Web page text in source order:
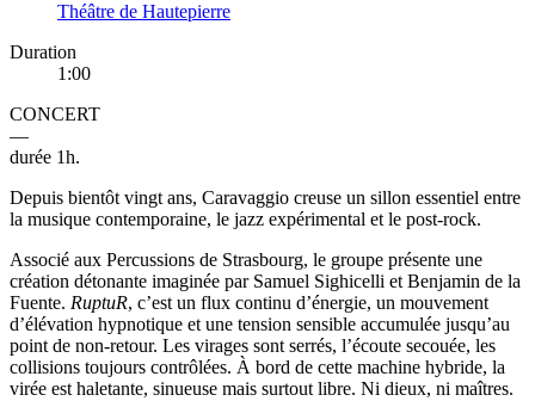
Théâtre de Hautepierre
Duration
1:00
CONCERT
—
durée 1h.
Depuis bientôt vingt ans, Caravaggio creuse un sillon essentiel entre
la musique contemporaine, le jazz expérimental et le post-rock.
Associé aux Percussions de Strasbourg, le groupe présente une
création détonante imaginée par Samuel Sighicelli et Benjamin de la
Fuente. RuptuR, c’est un flux continu d’énergie, un mouvement
d’élévation hypnotique et une tension sensible accumulée jusqu’au
point de non-retour. Les virages sont serrés, l’écoute secouée, les
collisions toujours contrôlées. À bord de cette machine hybride, la
virée est haletante, sinueuse mais surtout libre. Ni dieux, ni maîtres.